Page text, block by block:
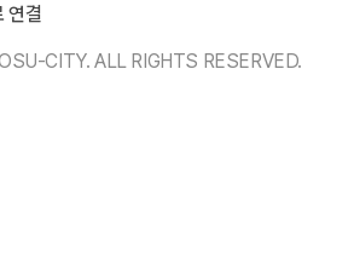
연결
CITY. ALL RIGHTS RESERVED.